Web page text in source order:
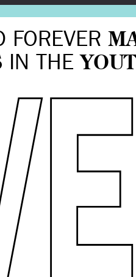
FOREVER
IN THE